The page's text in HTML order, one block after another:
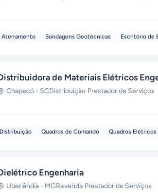
Aterramento Sondagens Geotécnicas Escritório de
de Materiais Elétricos
Chapecó - SCDistribuição·Prestador de Serviços
Quadros de Comando Quadros Elétricos
Engenharia
Uberlândia - MGRevenda·Prestador de Serviços